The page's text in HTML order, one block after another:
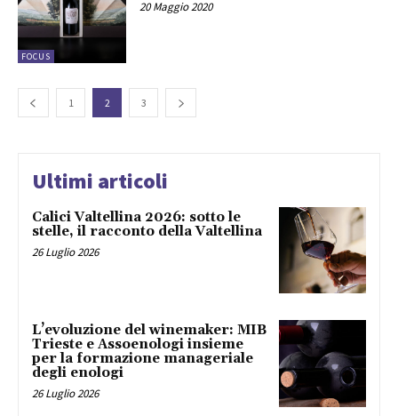
FOCUS
20 Maggio 2020
1 2 3
Ultimi articoli
Calici Valtellina 2026: sotto le
stelle, il racconto della Valtellina
26 Luglio 2026
L’evoluzione del winemaker: MIB
Trieste e Assoenologi insieme
per la formazione manageriale
degli enologi
26 Luglio 2026